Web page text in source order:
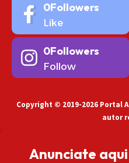
0Followers
Like
0Followers
Follow
Copyright © 2019-2026 Portal
autor
Anunciate